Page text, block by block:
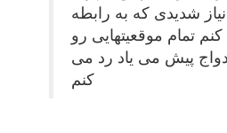
شدیدی که به رابطه
تمام موقعیتهایی رو
پیش می یاد رد می
کنم